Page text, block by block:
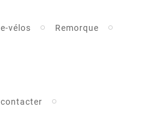
vélos Remorque